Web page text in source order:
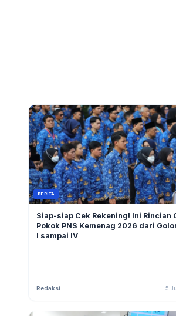
BERITA
Siap-siap Cek Rekening! Ini Rincian
Pokok PNS Kemenag 2026 dari
I sampai IV
Redaksi 5